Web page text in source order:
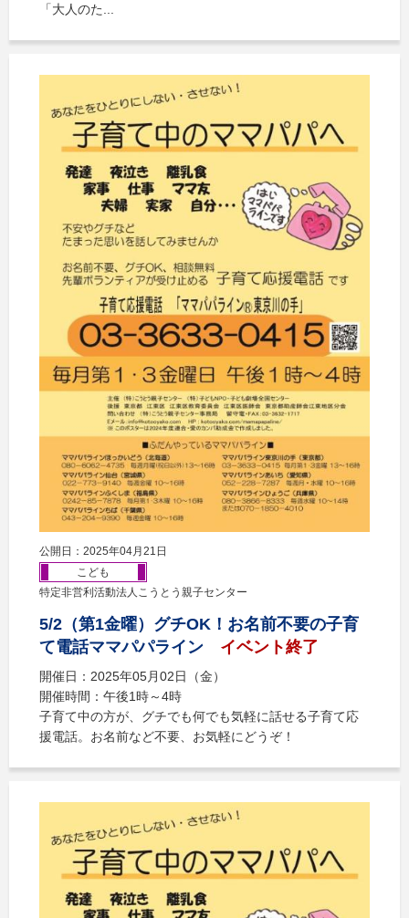
「大人のた...
公開日：2025年04月21日
こども
特定非営利活動法人こうとう親子センター
5/2（第1金曜）グチOK！お名前不要の子育
て電話ママパパライン
イベント終了
開催日：2025年05月02日（金）
開催時間：午後1時～4時
子育て中の方が、グチでも何でも気軽に話せる子育て応
援電話。お名前など不要、お気軽にどうぞ！